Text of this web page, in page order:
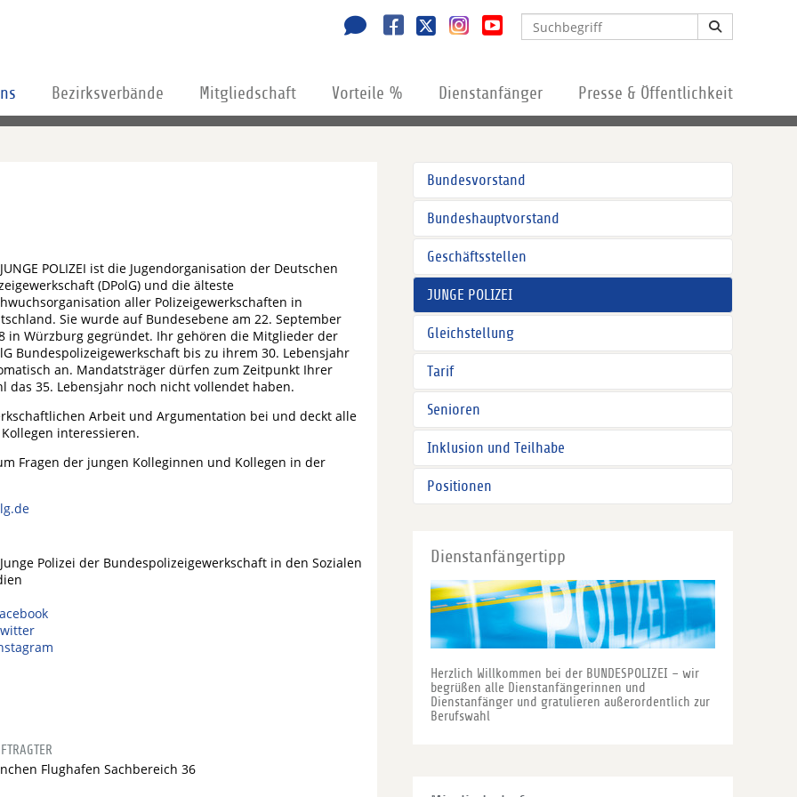
Bezirksverbände Mitgliedschaft Vorteile % Dienstanfänger Presse & Öffentlichkeit
POLIZEI ist die Jugendorganisation der Deutschen
(DPolG) und die älteste
aller Polizeigewerkschaften in
Sie wurde auf Bundesebene am 22. September
in Würzburg gegründet. Ihr gehören die Mitglieder der
Bundespolizeigewerkschaft bis zu ihrem 30. Lebensjahr
an. Mandatsträger dürfen zum Zeitpunkt Ihrer
das 35. Lebensjahr noch nicht vollendet haben.
Arbeit und Argumentation bei und deckt alle
interessieren.
Fragen der jungen Kolleginnen und Kollegen in der
Polizei der Bundespolizeigewerkschaft in den Sozialen
Flughafen Sachbereich 36
Bundesvorstand
Bundeshauptvorstand
Geschäftsstellen
JUNGE POLIZEI
Gleichstellung
Tarif
Senioren
Inklusion und Teilhabe
Positionen
Dienstanfängertipp
Herzlich Willkommen bei der BUNDESPOLIZEI – wir
begrüßen alle Dienstanfängerinnen und
Dienstanfänger und gratulieren außerordentlich zur
Berufswahl